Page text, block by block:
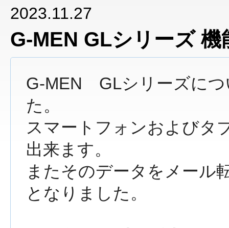
2023.11.27
G-MEN GLシリーズ
G-MEN GLシリーズに
た。
スマートフォンおよびタ
出来ます。
またそのデータをメール
となりました。